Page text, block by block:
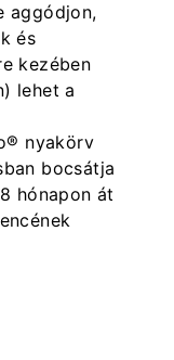
aggódjon,
és
kezében
lehet a
nyakörv
bocsátja
hónapon át